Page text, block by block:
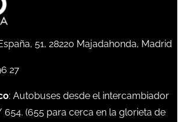
51, 28220 Majadahonda, Madrid
27
: Autobuses desde el intercambiador
654. (655 para cerca en la glorieta de